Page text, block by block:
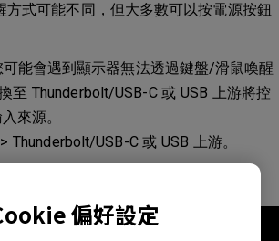
偏好設定
方式可能不同，但大多數可以按電源按鈕
能會遇到顯示器無法透過鍵盤/滑鼠喚醒
至 Thunderbolt/USB-C 或 USB 上游將控
來源。
Thunderbolt/USB-C 或 USB 上游。